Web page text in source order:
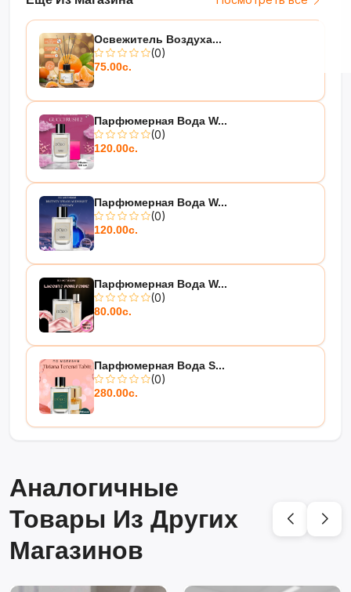
Освежитель Воздуха...
(0)
75.00с.
Парфюмерная Вода W...
(0)
120.00с.
Парфюмерная Вода W...
(0)
120.00с.
Парфюмерная Вода W...
(0)
80.00с.
Парфюмерная Вода S...
(0)
280.00с.
Аналогичные
Товары Из Других
Магазинов